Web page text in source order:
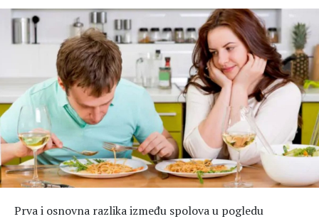
Hedonizam
Njega nje
Njega njega
Šminka
Tehnologija
KALORIJE
Prva i osnovna razlika između spolova u pogledu